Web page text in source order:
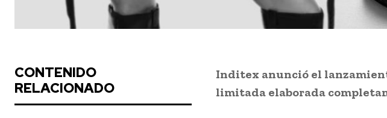
CONTENIDO
RELACIONADO
Inditex anunció el
limitada elaborada